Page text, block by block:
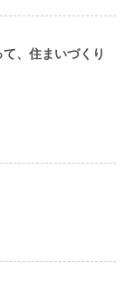
、住まいづくり